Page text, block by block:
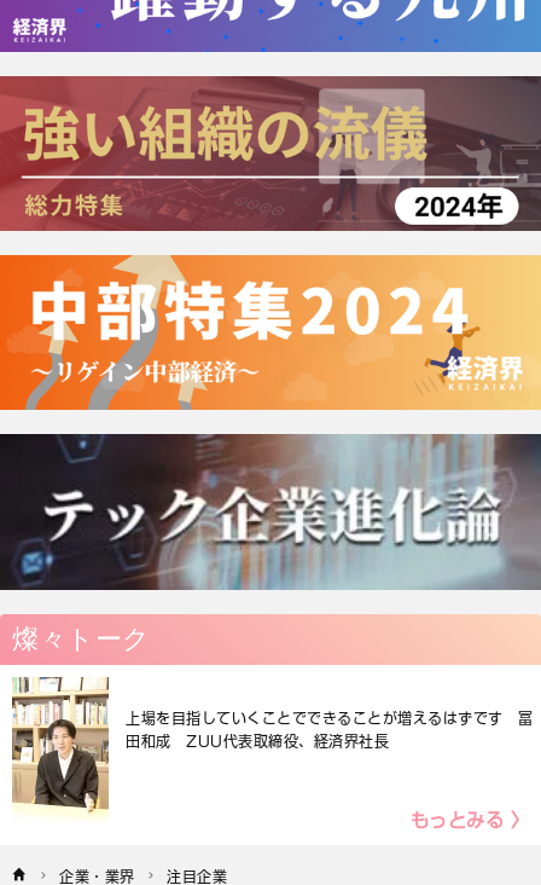
燦々トーク
上場を目指していくことでできることが増えるはずです 冨
田和成 ZUU代表取締役、経済界社長
もっとみる 〉
企業・業界 注目企業